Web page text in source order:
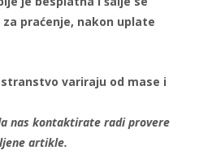
praćenje, nakon uplate
variraju od mase i
nas kontaktirate radi provere
artikle.